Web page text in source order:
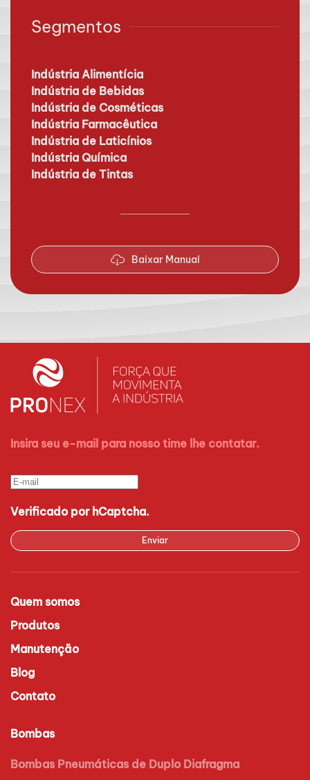
Segmentos
Indústria Alimentícia
Indústria de Bebidas
Indústria de Cosméticas
Indústria Farmacêutica
Indústria de Laticínios
Indústria Química
Indústria de Tintas
Baixar Manual
Insira seu e-mail para nosso time lhe contatar.
Verificado por hCaptcha.
Enviar
Quem somos
Produtos
Manutenção
Blog
Contato
Bombas
Bombas Pneumáticas de Duplo Diafragma